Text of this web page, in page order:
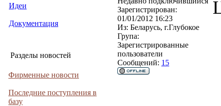
Идеи
Документация
Разделы новостей
Фирменные новости
Последние поступления в
базу
Зарегистрирован:
01/01/2012 16:23
Из: Беларусь, г.Глубокое
Група:
Зарегистрированные
пользователи
Сообщений: 15